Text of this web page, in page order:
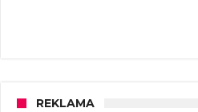
REKLAMA